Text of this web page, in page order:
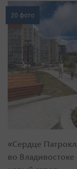
20 фото
«Сердце
во